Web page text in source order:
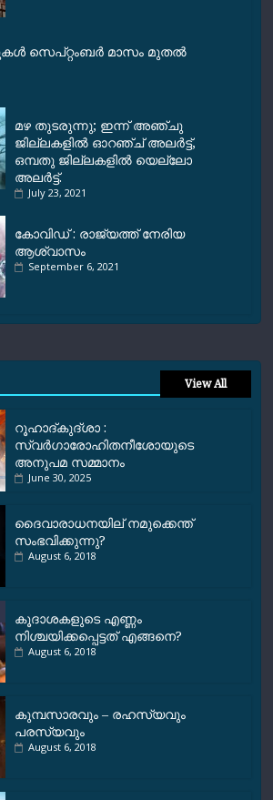
സെപ്റ്റംബര്‍ മാസം മുതല്‍
മഴ തുടരുന്നു; ഇന്ന് അഞ്ചു
ജില്ലകളിൽ ഓറഞ്ച് അലർട്ട്,
ഒമ്പതു ജില്ലകളിൽ യെല്ലോ
അലർട്ട്.
July 23, 2021
കോവിഡ് : രാജ്യത്ത് നേരിയ
ആശ്വാസം
September 6, 2021
View All
റൂഹാദ്‌കുദ്‌ശാ :
സ്വർഗാരോഹിതനീശോയുടെ
അനുപമ സമ്മാനം
June 30, 2025
ദൈവാരാധനയില് നമുക്കെന്ത്
സംഭവിക്കുന്നു?
August 6, 2018
കൂദാശകളുടെ എണ്ണം
നിശ്ചയിക്കപ്പെട്ടത് എങ്ങനെ?
August 6, 2018
കുമ്പസാരവും – രഹസ്യവും
പരസ്യവും
August 6, 2018